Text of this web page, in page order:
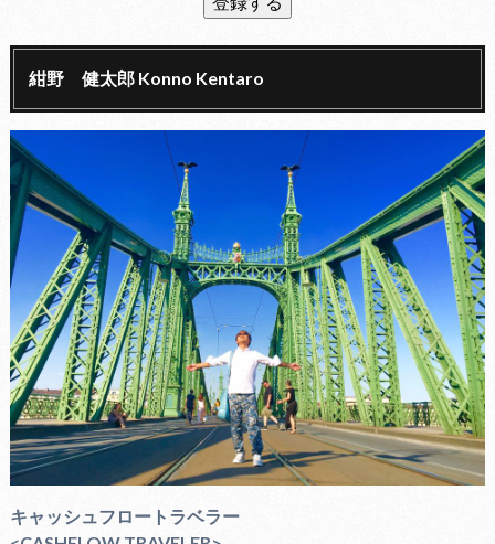
紺野 健太郎 Konno Kentaro
キャッシュフロートラベラー